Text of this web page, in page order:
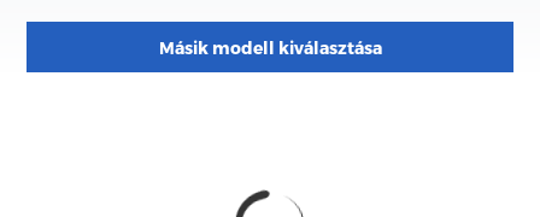
Másik modell kiválasztása
megjelenése